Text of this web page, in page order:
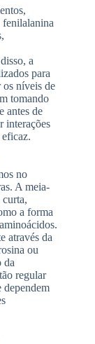
fenilalanina
a
para
os níveis de
tomando
antes de
interações
no
A meia-
a forma
através da
ou
da
regular
dependem